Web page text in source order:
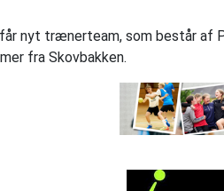
nyt trænerteam, som består af
fra Skovbakken.